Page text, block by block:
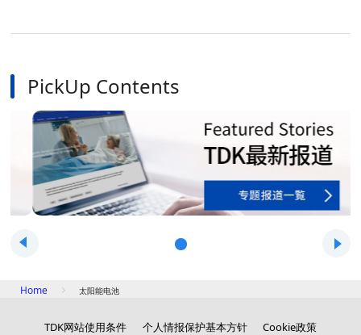
PickUp Contents
Home 太阳能电池
TDK网站使用条件 个人情报保护基本方针 Cookie政策